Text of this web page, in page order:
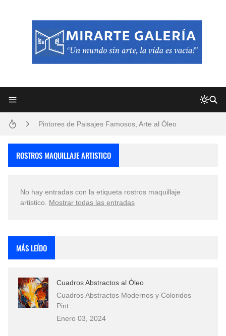
Pintores de Paisajes Famosos, Arte al Óleo
Que significan los cuadros de negras africanas?
El mundo del arte en pintura surrealista
ROSTROS MAQUILLAJE ARTISTICO
No hay entradas con la etiqueta rostros maquillaje
artistico
Mostrar todas las entradas
MÁS LEÍDO
Cuadros Abstractos al Óleo
Cuadros Abstractos Modernos y Coloridos
Pint…
Enero 03, 2024